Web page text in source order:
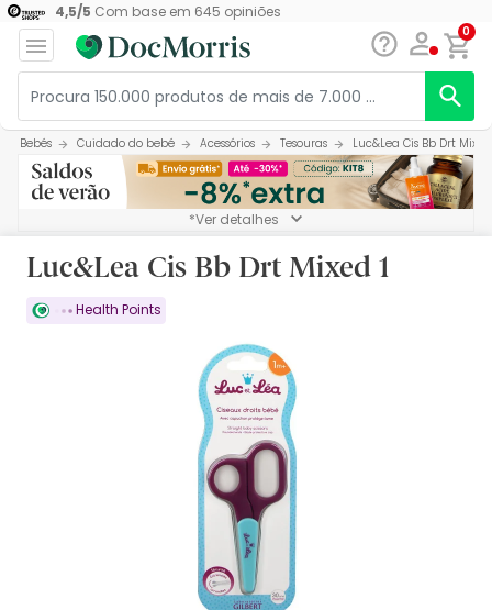
4,5/5 Com base em 645 opiniões
0
Bebés Cuidado do bebé Acessórios Tesouras Luc&Lea Cis Bb Drt Mixed
*Ver detalhes
Luc&Lea Cis Bb Drt Mixed 1
Health Points